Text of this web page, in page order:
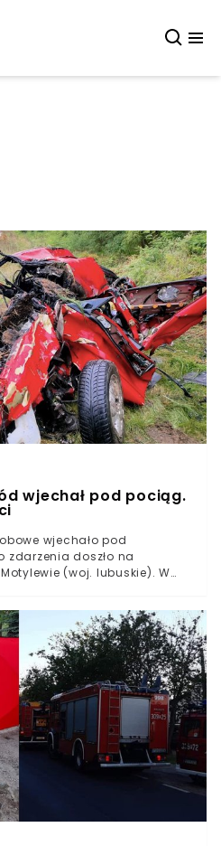
wjechał pod pociąg.
wjechało pod
zdarzenia doszło na
(woj. lubuskie). W
z Nowin Wielkich do
Karol Brzozowski z
Straży Pożarnej w